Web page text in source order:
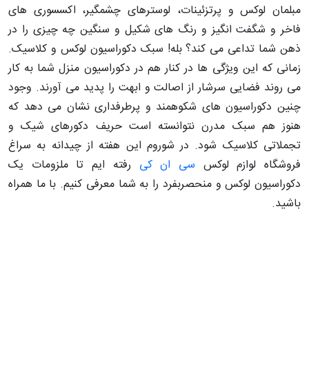
مبلمان لوکس و پرتزئینات، لوسترهای چشمگیر، اکسسوری های
فاخر و شگفت انگیز و رنگ های شکیل و سنگین چه چیزی را در
ذهن شما تداعی می کند؟ بله! سبک دکوراسیون لوکس و کلاسیک.
زمانی که این ویژگی ها در کنار هم در دکوراسیون منزل شما به کار
می روند فضایی سرشار از اصالت و ابهت را پدید می آورند. وجود
چنین دکوراسیون های شکوهمند و پرطرفداری نشان می دهد که
هنوز هم سبک مدرن نتوانسته است حریف دکورهای شیک و
تجملاتی کلاسیک شود. در شوروم این هفته از چیدانه به سراغ
فروشگاه لوازم لوکس سی ان کی رفته ایم تا ملزومات یک
دکوراسیون لوکس و منحصربفرد را به شما معرفی کنیم. با ما همراه
باشید.